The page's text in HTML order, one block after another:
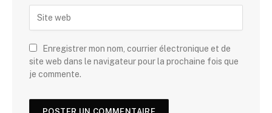
Enregistrer mon nom, courrier électronique et de
site web dans le navigateur pour la prochaine fois que
je commente.